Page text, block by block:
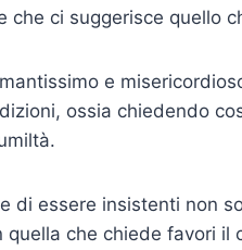
che ci suggerisce quello
e
ossia chiedendo
di essere insistenti non
quella che chiede favori il